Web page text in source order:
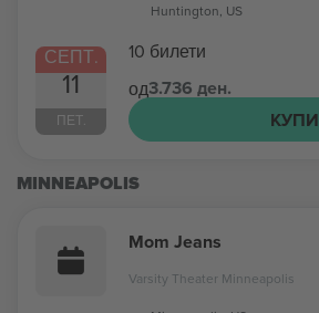
СЕПТ.
11
ПЕТ.
Huntington, US
10 билети
од3.736 ден.
КУПИ
MINNEAPOLIS
Mom Jeans
Varsity Theater Minneapolis